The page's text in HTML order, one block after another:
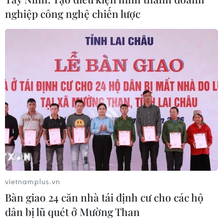
Sơn La hỗ trợ người dân di dời khỏi
nơi nguy hiểm do mưa lũ
06/08/2026 02:50
Thời tiết ngày 6/8: Bão số 3 đã di
chuyển ra ngoài Biển Đông
05/08/2026 23:15
Chủ động ứng phó với biến đổi khí
hậu trong thời kỳ mới
05/08/2026 14:57
nghiệp công nghệ chiến lược
vietnamplus.vn
Bàn giao 24 căn nhà tái định cư cho các hộ
dân bị lũ quét ở Mường Than